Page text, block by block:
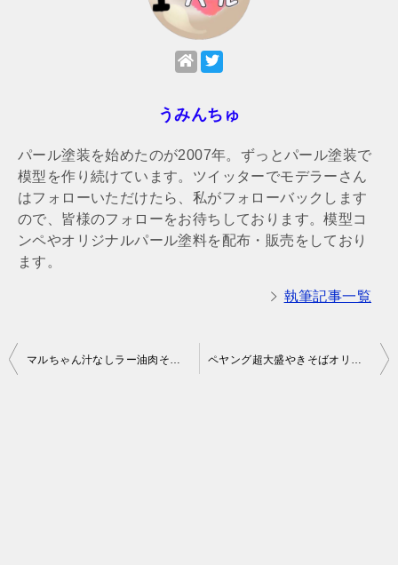
うみんちゅ
パール塗装を始めたのが2007年。ずっとパール塗装で
模型を作り続けています。ツイッターでモデラーさん
はフォローいただけたら、私がフォローバックします
ので、皆様のフォローをお待ちしております。模型コ
ンペやオリジナルパール塗料を配布・販売をしており
ます。
執筆記事一覧
投